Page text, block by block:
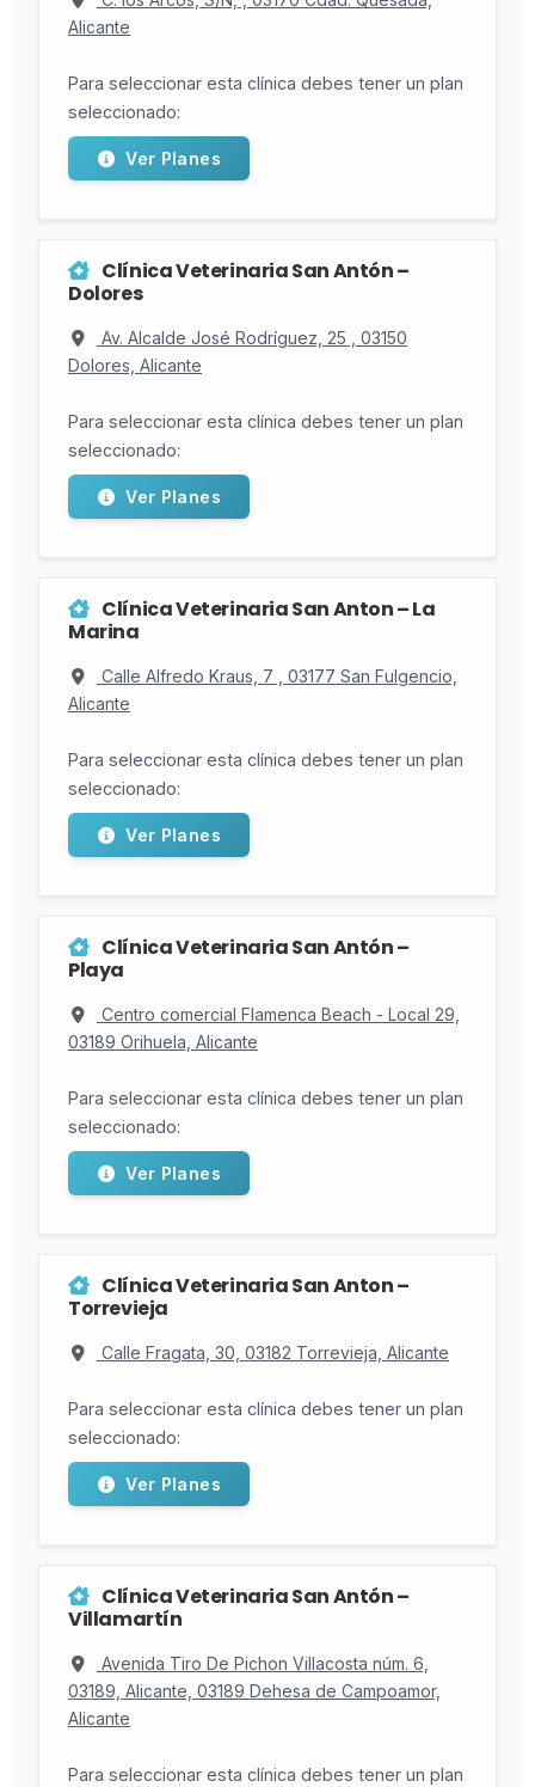
Alicante
Para seleccionar esta clínica debes tener un plan
seleccionado:
Ver Planes
Clínica Veterinaria San Antón –
Dolores
Av. Alcalde José Rodríguez, 25 , 03150
Dolores, Alicante
Para seleccionar esta clínica debes tener un plan
seleccionado:
Ver Planes
Clínica Veterinaria San Anton – La
Marina
Calle Alfredo Kraus, 7 , 03177 San Fulgencio,
Alicante
Para seleccionar esta clínica debes tener un plan
seleccionado:
Ver Planes
Clínica Veterinaria San Antón –
Playa
Centro comercial Flamenca Beach - Local 29,
03189 Orihuela, Alicante
Para seleccionar esta clínica debes tener un plan
seleccionado:
Ver Planes
Clínica Veterinaria San Anton –
Torrevieja
Calle Fragata, 30, 03182 Torrevieja, Alicante
Para seleccionar esta clínica debes tener un plan
seleccionado:
Ver Planes
Clínica Veterinaria San Antón –
Villamartín
Avenida Tiro De Pichon Villacosta núm. 6,
03189, Alicante, 03189 Dehesa de Campoamor,
Alicante
Para seleccionar esta clínica debes tener un plan